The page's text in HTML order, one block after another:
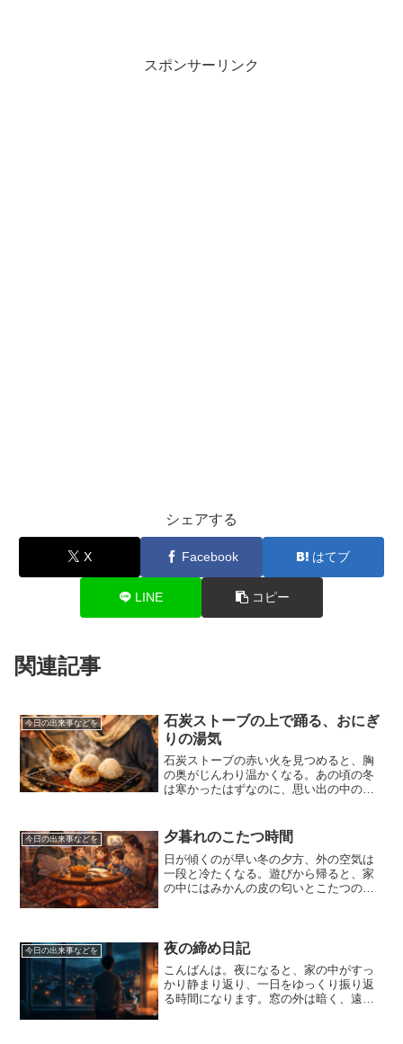
スポンサーリンク
シェアする
X Facebook はてブ
LINE コピー
関連記事
今日の出来事などを
石炭ストーブの上で踊る、おにぎ
りの湯気
石炭ストーブの赤い火を見つめると、胸
の奥がじんわり温かくなる。あの頃の冬
は寒かったはずなのに、思い出の中の私
が心を包んでいる。長男として「しっか
りしなきゃ」と思いながら...
今日の出来事などを 夕暮れのこたつ時間
日が傾くのが早い冬の夕方、外の空気は
一段と冷たくなる。遊びから帰ると、家
の中にはみかんの皮の匂いとこたつのぬ
灯る。足を入れた瞬間、冷...
今日の出来事などを 夜の締め日記
こんばんは。夜になると、家の中がすっ
かり静まり返り、一日をゆっくり振り返
る時間になります。窓の外は暗く、遠く